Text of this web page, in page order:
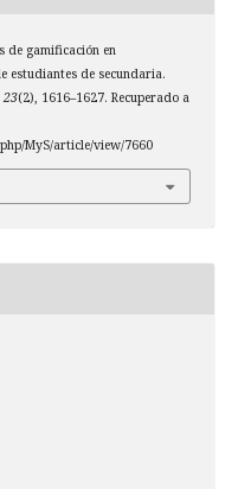
de gamificación en
estudiantes de secundaria.
23(2), 1616–1627. Recuperado a
MyS/article/view/7660